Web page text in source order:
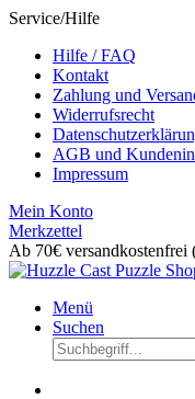
Service/Hilfe
Hilfe / FAQ
Kontakt
Zahlung und
Widerrufsrecht
AGB und
Impressum
Mein Konto
Merkzettel
Ab 70€ versandkostenfrei
Menü
Suchen